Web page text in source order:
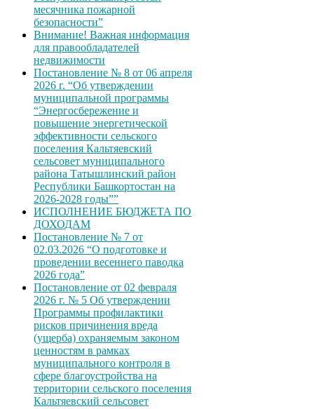
месячника пожарной
безопасности”
Внимание! Важная информация
для правообладателей
недвижимости
Постановление № 8 от 06 апреля
2026 г. “Об утверждении
муниципальной программы
“Энергосбережение и
повышение энергетической
эффективности сельского
поселения Кальтяевский
сельсовет муниципального
района Татышлинский район
Республики Башкортостан на
2026-2028 годы””
ИСПОЛНЕНИЕ БЮДЖЕТА ПО
ДОХОДАМ
Постановление № 7 от
02.03.2026 “О подготовке и
проведении весеннего паводка
2026 года”
Постановление от 02 февраля
2026 г. № 5 Об утверждении
Программы профилактики
рисков причинения вреда
(ущерба) охраняемым законом
ценностям в рамках
муниципального контроля в
сфере благоустройства на
территории сельского поселения
Кальтяевский сельсовет